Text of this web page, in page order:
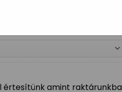
értesítünk amint raktárunkba